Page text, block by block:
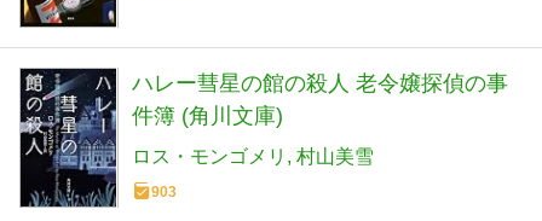
ハレー彗星の館の殺人 老令嬢探偵の事
件簿 (角川文庫)
ロス・モンゴメリ 村山美雪
903